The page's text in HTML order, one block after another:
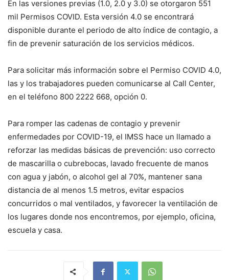
En las versiones previas (1.0, 2.0 y 3.0) se otorgaron 551
mil Permisos COVID. Esta versión 4.0 se encontrará
disponible durante el periodo de alto índice de contagio, a
fin de prevenir saturación de los servicios médicos.
Para solicitar más información sobre el Permiso COVID 4.0,
las y los trabajadores pueden comunicarse al Call Center,
en el teléfono 800 2222 668, opción 0.
Para romper las cadenas de contagio y prevenir
enfermedades por COVID-19, el IMSS hace un llamado a
reforzar las medidas básicas de prevención: uso correcto
de mascarilla o cubrebocas, lavado frecuente de manos
con agua y jabón, o alcohol gel al 70%, mantener sana
distancia de al menos 1.5 metros, evitar espacios
concurridos o mal ventilados, y favorecer la ventilación de
los lugares donde nos encontremos, por ejemplo, oficina,
escuela y casa.